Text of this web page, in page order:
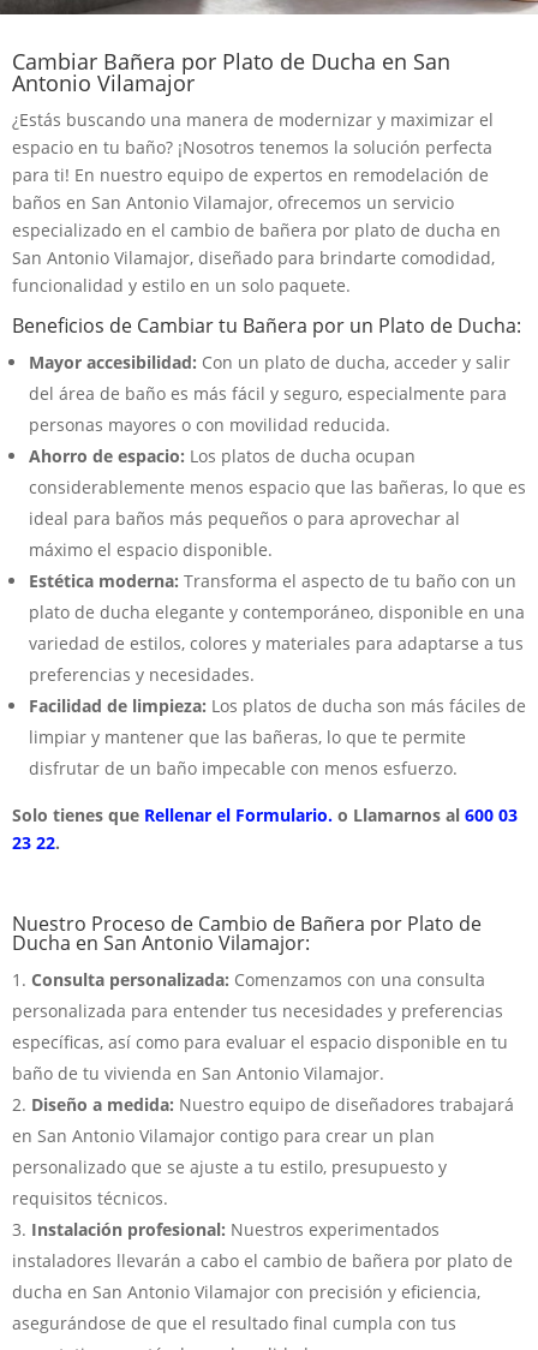
Cambiar Bañera por Plato de Ducha en San
Antonio Vilamajor
¿Estás buscando una manera de modernizar y maximizar el
espacio en tu baño? ¡Nosotros tenemos la solución perfecta
para ti! En nuestro equipo de expertos en remodelación de
baños en San Antonio Vilamajor, ofrecemos un servicio
especializado en el cambio de bañera por plato de ducha en
San Antonio Vilamajor, diseñado para brindarte comodidad,
funcionalidad y estilo en un solo paquete.
Beneficios de Cambiar tu Bañera por un Plato de Ducha:
Mayor accesibilidad: Con un plato de ducha, acceder y salir
del área de baño es más fácil y seguro, especialmente para
personas mayores o con movilidad reducida.
Ahorro de espacio: Los platos de ducha ocupan
considerablemente menos espacio que las bañeras, lo que es
ideal para baños más pequeños o para aprovechar al
máximo el espacio disponible.
Estética moderna: Transforma el aspecto de tu baño con un
plato de ducha elegante y contemporáneo, disponible en una
variedad de estilos, colores y materiales para adaptarse a tus
preferencias y necesidades.
Facilidad de limpieza: Los platos de ducha son más fáciles de
limpiar y mantener que las bañeras, lo que te permite
disfrutar de un baño impecable con menos esfuerzo.
Solo tienes que Rellenar el Formulario. o Llamarnos al 600 03
23 22.
Nuestro Proceso de Cambio de Bañera por Plato de
Ducha en San Antonio Vilamajor:
Consulta personalizada: Comenzamos con una consulta
personalizada para entender tus necesidades y preferencias
específicas, así como para evaluar el espacio disponible en tu
baño de tu vivienda en San Antonio Vilamajor.
Diseño a medida: Nuestro equipo de diseñadores trabajará
en San Antonio Vilamajor contigo para crear un plan
personalizado que se ajuste a tu estilo, presupuesto y
requisitos técnicos.
Instalación profesional: Nuestros experimentados
instaladores llevarán a cabo el cambio de bañera por plato de
ducha en San Antonio Vilamajor con precisión y eficiencia,
asegurándose de que el resultado final cumpla con tus